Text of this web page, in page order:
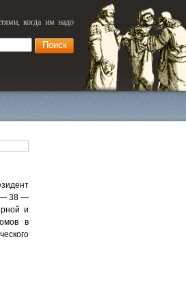
когда им надо
— 38 —
и
в